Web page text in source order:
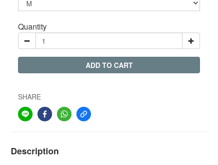
Quantity
ADD TO CART
SHARE
Description